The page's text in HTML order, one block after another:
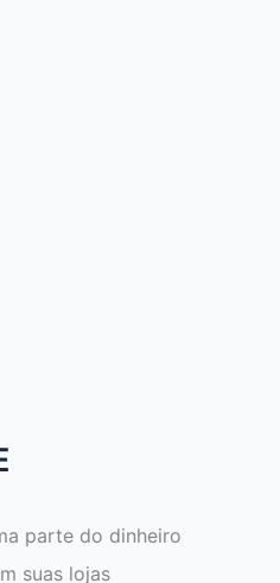
parte do dinheiro
suas lojas